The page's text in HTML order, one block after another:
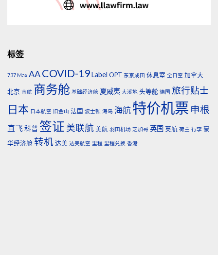
标签
737 Max AACOVID-19Label OPT 东京成田 休息室 全日空 加拿大
北京 南航 商务舱 基础经济舱 夏威夷 大溪地 头等舱 德国 旅行贴士
日本 日本航空 旧金山 法国 波士顿 海岛 海航特价机票 申根
直飞 科普 签证 美联航 美航 羽田机场 芝加哥 英国 英航 荷兰 行李 豪
华经济舱 转机达美 达美航空 里程 里程兑换 香港